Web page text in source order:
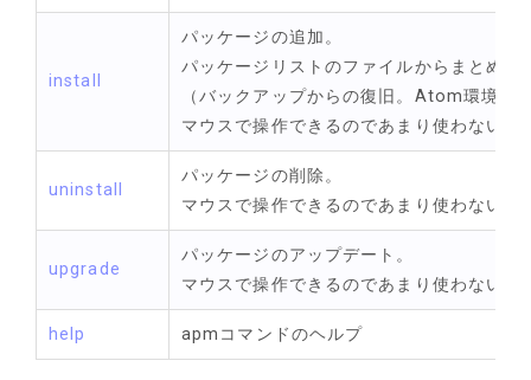
install
パッケージの追加。
パッケージリストのファイルからまとめ
（バックアップからの復旧。Atom環境の
マウスで操作できるのであまり使わない。
uninstall
パッケージの削除。
マウスで操作できるのであまり使わない。
upgrade
パッケージのアップデート。
マウスで操作できるのであまり使わない。
help apmコマンドのヘルプ